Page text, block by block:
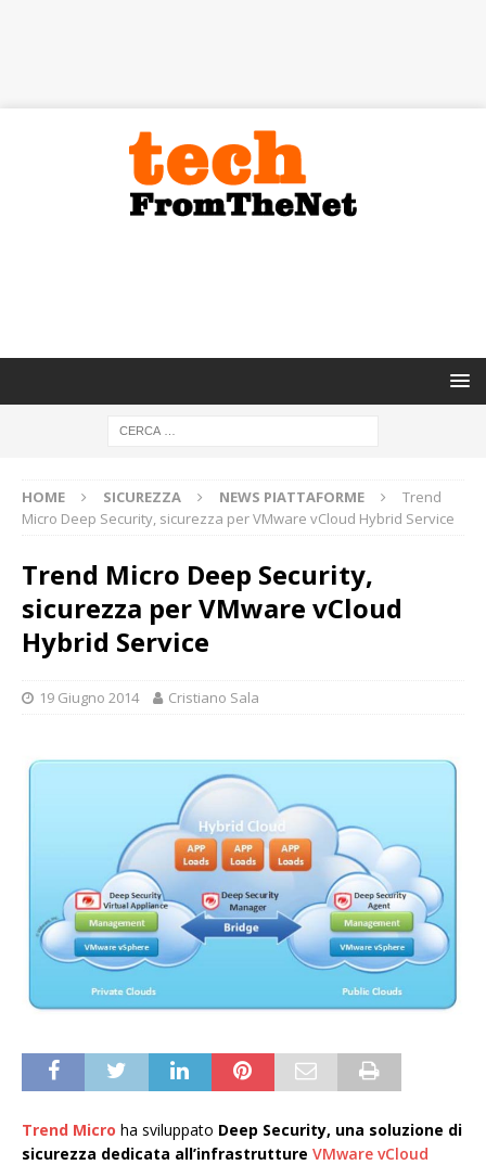
HOME SICUREZZA NEWS PIATTAFORME
Trend
Micro Deep Security, sicurezza per VMware vCloud Hybrid Service
Trend Micro Deep Security,
sicurezza per VMware vCloud
Hybrid Service
19 Giugno 2014 Cristiano Sala
Trend Micro ha sviluppato Deep Security, una soluzione di
sicurezza dedicata all’infrastrutture VMware vCloud